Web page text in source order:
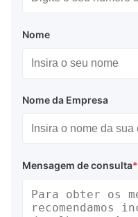
Nome
Nome da Empresa
Mensagem de consulta*